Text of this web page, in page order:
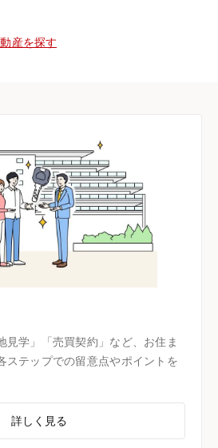
産を探す
見学」「売買契約」など、お住ま
ステップでの留意点やポイントを
詳しく見る